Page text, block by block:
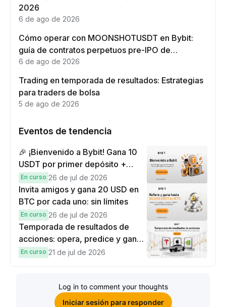
2026
6 de ago de 2026
Cómo operar con MOONSHOTUSDT en Bybit:
guía de contratos perpetuos pre-IPO de
Moonshot AI
6 de ago de 2026
Trading en temporada de resultados: Estrategias
para traders de bolsa
5 de ago de 2026
Eventos de tendencia
🎉 ¡Bienvenido a Bybit! Gana 10
USDT por primer depósito +
hasta 9,999 USDT en
recompensas
En curso 26 de jul de 2026
Invita amigos y gana 20 USD en
BTC por cada uno: sin límites
En curso 26 de jul de 2026
Temporada de resultados de
acciones: opera, predice y gana
una Cybertruck.
En curso 21 de jul de 2026
Log in to comment your thoughts
Iniciar sesión para responder